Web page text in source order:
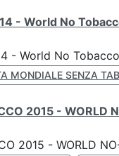
- World No
- World No
MONDIALE SENZA
2015 - WORLD
2015 - WORLD